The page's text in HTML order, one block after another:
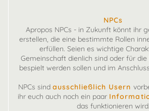
NPCs
Apropos NPCs - in Zukunft könnt ihr
erstellen, die eine bestimmte Rollen
erfüllen. Seien es wichtige
Gemeinschaft dienlich sind oder für die
bespielt werden sollen und im
NPCs sind ausschließlich Usern
ihr euch auch noch ein paar
das funktionieren wird.